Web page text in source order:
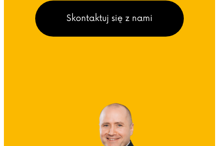
Skontaktuj się z nami